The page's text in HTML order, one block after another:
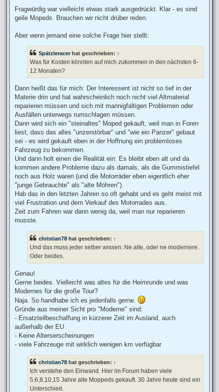
Fragwürdig war vielleicht etwas stark ausgedrückt. Klar - es sind
geile Mopeds. Brauchen wir nicht drüber reden.
Aber wenn jemand eine solche Frage hier stellt:
Spätzleracerhat geschrieben: ↑
Was für Kosten könnten auf mich zukommen in den nächsten 6-
12 Monaten?
Dann heißt das für mich: Der Interessent ist nicht so tief in der
Materie drin und hat wahrscheinlich noch nicht viel Altmaterial
reparieren müssen und sich mit mannigfaltigen Problemen oder
Ausfällen unterwegs rumschlagen müssen.
Dann wird sich ein "steinaltes" Moped gekauft, weil man in Foren
liest, dass das alles "unzerstörbar" und "wie ein Panzer" gebaut
sei - es wird gekauft eben in der Hoffnung ein problemloses
Fahrzeug zu bekommen.
Und dann holt einen die Realität ein: Es bleibt eben alt und da
kommen andere Probleme dazu als damals, als die Gummistiefel
noch aus Holz waren (und die Motorräder eben eigentlich eher
"junge Gebrauchte" als "alte Möhren").
Hab das in den letzten Jahren so oft gehabt und es geht meist mit
viel Frustration und dem Verkauf des Motorrades aus.
Zeit zum Fahren war dann wenig da, weil man nur reparieren
musste.
christian78 hat geschrieben: ↑
Und das muss jeder selber wissen: Ne alte, oder ne modernere.
Oder beides.
Genau!
Gerne beides. Vielleicht was altes für die Heimrunde und was
Modernes für die große Tour?
Naja. So handhabe ich es jedenfalls gerne.
Gründe aus meiner Sicht pro "Moderne" sind:
- Ersatzteilbeschaffung in kürzerer Zeit im Ausland, auch
außerhalb der EU
- Keine Alterserscheinungen
- viele Fahrzeuge mit wirklich wenigen km verfügbar
christian78 hat geschrieben: ↑
Ich verstehe den Einwand. Hier im Forum haben viele
5,6,8,10,15 Jahre alte Moppeds gekauft. 30 Jahre heute sind ein
Unterschied.